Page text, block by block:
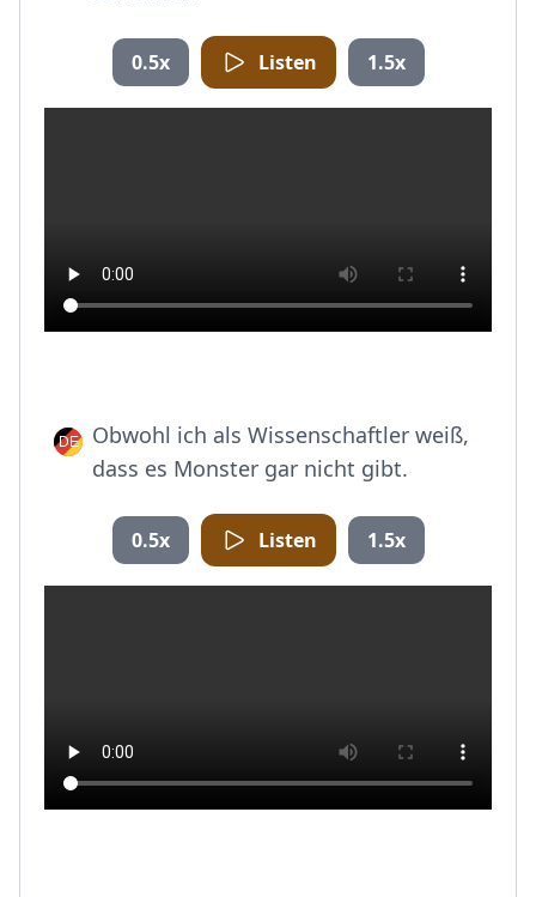
0.5x Listen 1.5x
Obwohl ich als Wissenschaftler weiß,
dass es Monster gar nicht gibt.
0.5x Listen 1.5x